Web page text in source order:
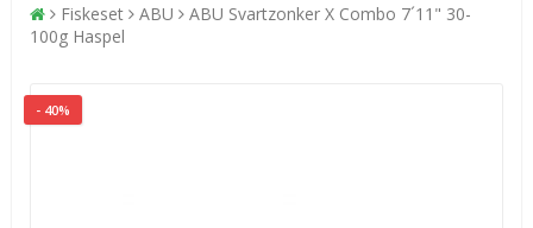
Fiskeset ABU
ABU Svartzonker X Combo 7´11" 30-
100g Haspel
- 40%